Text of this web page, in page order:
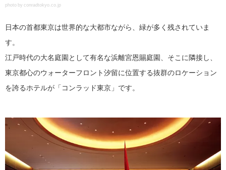
photo by conradtokyo.co.jp
日本の首都東京は世界的な大都市ながら、緑が多く残されていま
す。
江戸時代の大名庭園として有名な浜離宮恩賜庭園、そこに隣接し、
東京都心のウォーターフロント汐留に位置する抜群のロケーション
を誇るホテルが「コンラッド東京」です。